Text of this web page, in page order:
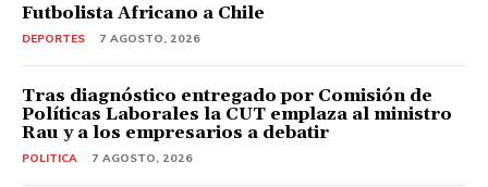
Futbolista Africano a Chile
DEPORTES 7 AGOSTO, 2026
Tras diagnóstico entregado por Comisión de
Políticas Laborales la CUT emplaza al ministro
Rau y a los empresarios a debatir
POLITICA 7 AGOSTO, 2026